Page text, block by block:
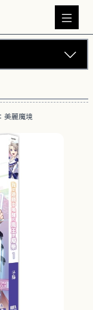
美麗魔境